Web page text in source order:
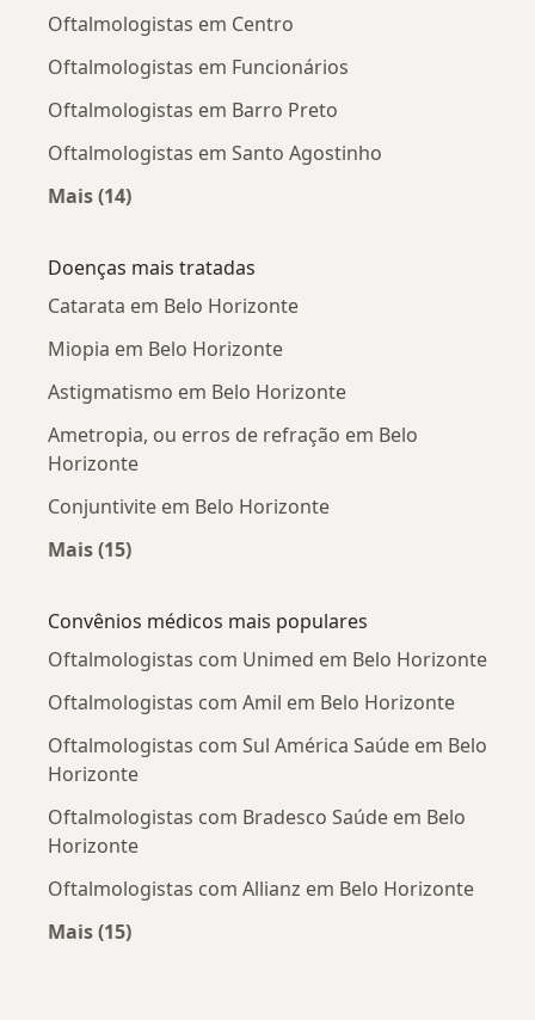
Oftalmologistas em Centro
Oftalmologistas em Funcionários
Oftalmologistas em Barro Preto
Oftalmologistas em Santo Agostinho
Mais (14)
Doenças mais tratadas
Catarata em Belo Horizonte
Miopia em Belo Horizonte
Astigmatismo em Belo Horizonte
Ametropia, ou erros de refração em Belo
Horizonte
Conjuntivite em Belo Horizonte
Mais (15)
Convênios médicos mais populares
Oftalmologistas com Unimed em Belo Horizonte
Oftalmologistas com Amil em Belo Horizonte
Oftalmologistas com Sul América Saúde em Belo
Horizonte
Oftalmologistas com Bradesco Saúde em Belo
Horizonte
Oftalmologistas com Allianz em Belo Horizonte
Mais (15)